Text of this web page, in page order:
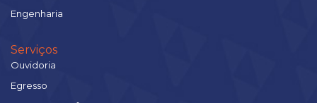
Engenharia
Serviços
Ouvidoria
Egresso